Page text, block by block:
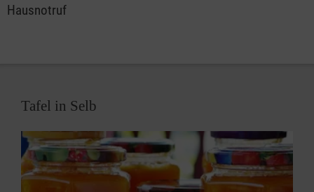
Hausnotruf
Tafel in Selb